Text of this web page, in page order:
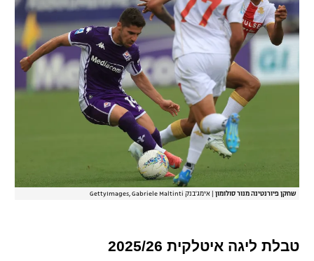
שחקן פיורנטינה מנור סולומון אימג'בנק GettyImages, Gabriele Maltinti
טבלת ליגה איטלקית 2025/26